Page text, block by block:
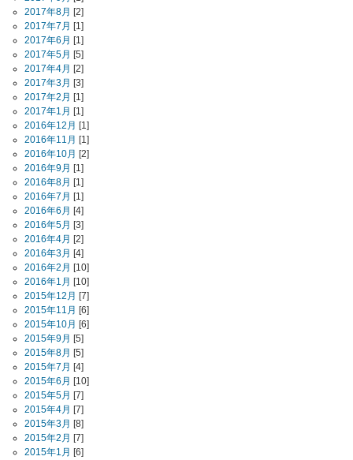
2017年8月 [2]
2017年7月 [1]
2017年6月 [1]
2017年5月 [5]
2017年4月 [2]
2017年3月 [3]
2017年2月 [1]
2017年1月 [1]
2016年12月 [1]
2016年11月 [1]
2016年10月 [2]
2016年9月 [1]
2016年8月 [1]
2016年7月 [1]
2016年6月 [4]
2016年5月 [3]
2016年4月 [2]
2016年3月 [4]
2016年2月 [10]
2016年1月 [10]
2015年12月 [7]
2015年11月 [6]
2015年10月 [6]
2015年9月 [5]
2015年8月 [5]
2015年7月 [4]
2015年6月 [10]
2015年5月 [7]
2015年4月 [7]
2015年3月 [8]
2015年2月 [7]
2015年1月 [6]